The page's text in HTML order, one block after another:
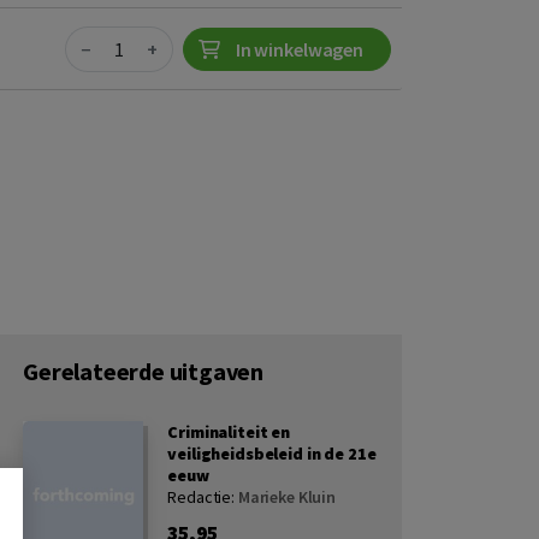
Quantity
− + In winkelwagen
Gerelateerde uitgaven
Criminaliteit en
veiligheidsbeleid in de 21e
eeuw
Redactie: Marieke Kluin
35,95